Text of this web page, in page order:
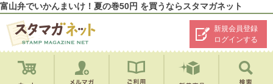
富山弁でいかんまいけ！夏の巻50円 を買うならスタマガネット
新規会員登録
ログインする